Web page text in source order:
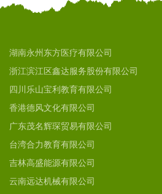
湖南永州东方医疗有限公司
浙江滨江区鑫达服务股份有限公司
四川乐山宝利教育有限公司
香港德风文化有限公司
广东茂名辉琛贸易有限公司
台湾合力教育有限公司
吉林高盛能源有限公司
云南远达机械有限公司